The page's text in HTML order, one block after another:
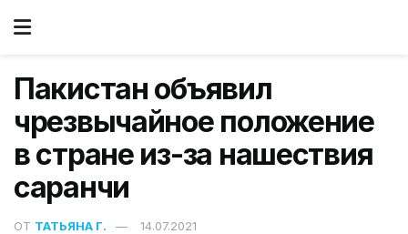
Пакистан объявил
чрезвычайное положение
в стране из-за нашествия
саранчи
ОТ ТАТЬЯНА Г. 14.07.2021